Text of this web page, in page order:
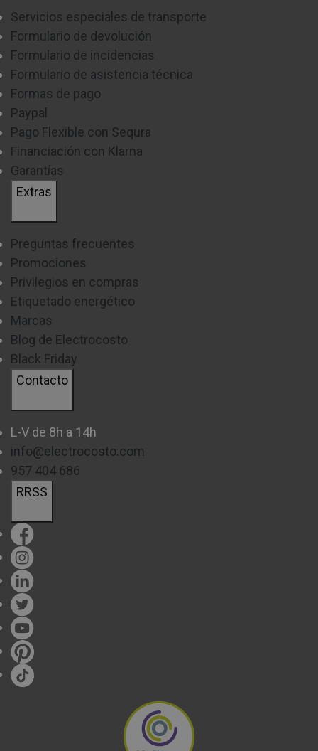
Servicios especiales de transporte
Formulario de devolución
Formulario de incidencias
Formulario de asistencia técnica
Formas de pago
Paypal
Pago Flexible con Sequra
Financiación con Klarna
Garantías
Extras
Preguntas frecuentes
Promociones
Privilegios en compras
Etiquetado energético
Marcas
Blog de Electrocosto
Black Friday
Contacto
L-V de 8h a 14h
info@electrocosto.com
957 404 686
RRSS